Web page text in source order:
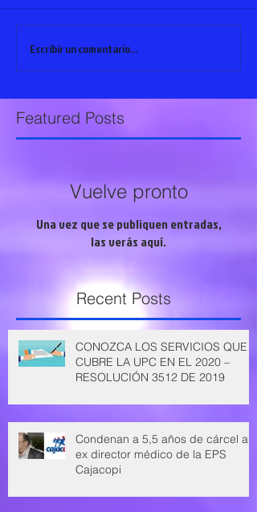
Escribir un comentario...
Featured Posts
Vuelve pronto
Una vez que se publiquen entradas,
las verás aquí.
Recent Posts
CONOZCA LOS SERVICIOS QUE
CUBRE LA UPC EN EL 2020 –
RESOLUCIÓN 3512 DE 2019
Condenan a 5,5 años de cárcel a
ex director médico de la EPS
Cajacopi